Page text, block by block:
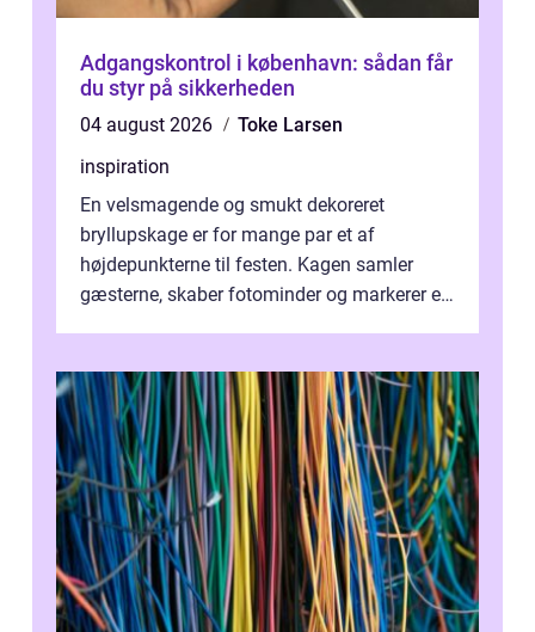
Adgangskontrol i københavn: sådan får
du styr på sikkerheden
04 august 2026
Toke Larsen
inspiration
En velsmagende og smukt dekoreret
bryllupskage er for mange par et af
højdepunkterne til festen. Kagen samler
gæsterne, skaber fotominder og markerer et